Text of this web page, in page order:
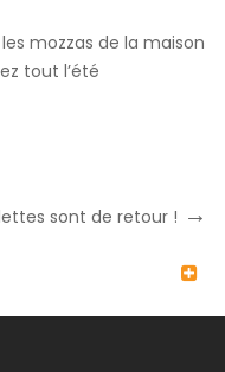
mozzas de la maison
tout l’été
sont de retour !